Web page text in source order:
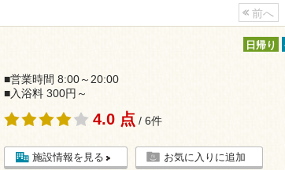
前へ
日帰り
■営業時間 8:00～20:00
■入浴料 300円～
4.0 点 / 6件
施設情報を見る お気に入りに追加